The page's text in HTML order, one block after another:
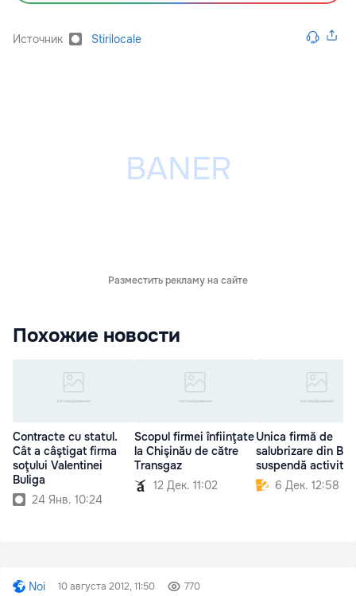
Источник Stirilocale
Разместить рекламу на сайте
Похожие новости
Contracte cu statul.
Cât a câştigat firma
soţului Valentinei
Buliga
24 Янв. 10:24
Scopul firmei înfiinţate
la Chişinău de către
Transgaz
12 Дек. 11:02
Unica firmă de
salubrizare din
suspendă
6 Дек. 12:58
Noi 10 августа 2012, 11:50 770